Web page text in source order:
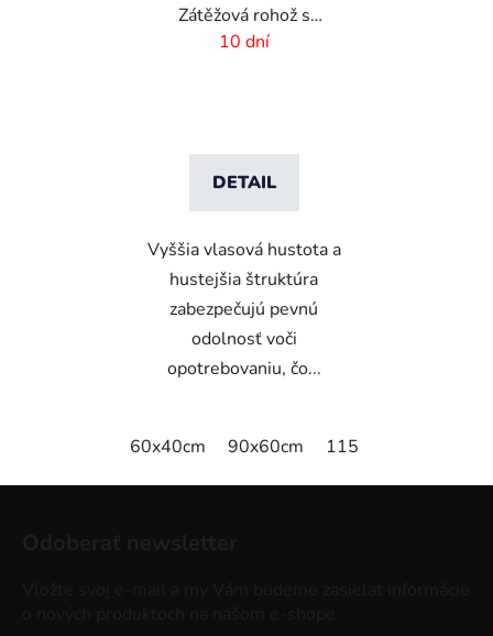
Zátěžová rohož s
digitálnou potlačou a
10 dní
DETAIL
Vyššia vlasová hustota a
hustejšia štruktúra
zabezpečujú pevnú
odolnosť voči
opotrebovaniu, čo...
60x40cm 90x60cm 115x115cm